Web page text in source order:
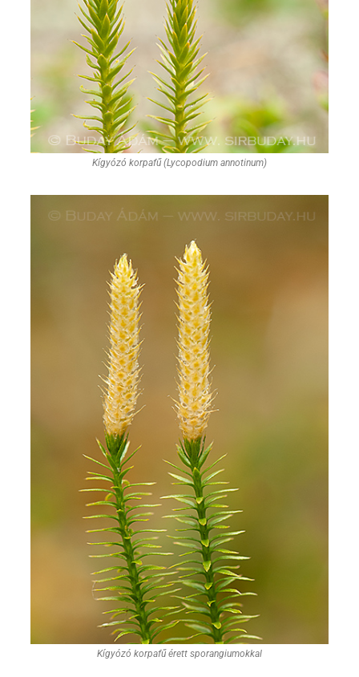
Kígyózó korpafű (Lycopodium annotinum)
Kígyózó korpafű érett sporangiumokkal